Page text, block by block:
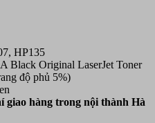
HP135
Black Original LaserJet Toner
độ phủ 5%)
giao hàng trong nội thành Hà